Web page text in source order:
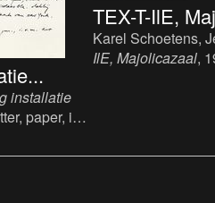
installatie
paper, ink
TEX-T-IlE,
Karel Schoetens,
IlE, Majolicazaal,